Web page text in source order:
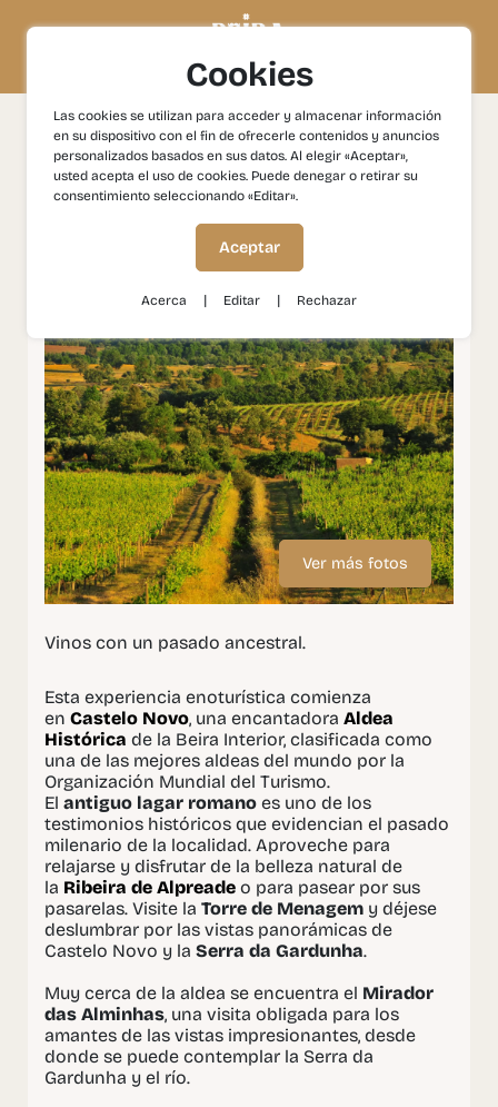
Experiencias Gastronomía y Vinos
Fundão - Vinos con
Historia
Fundão - Vinos con
Historia
Ver más fotos
Vinos con un pasado ancestral.
Esta experiencia enoturística comienza
en Castelo Novo, una encantadora Aldea
Histórica de la Beira Interior, clasificada como
una de las mejores aldeas del mundo por la
Organización Mundial del Turismo.
El antiguo lagar romano es uno de los
testimonios históricos que evidencian el pasado
milenario de la localidad. Aproveche para
relajarse y disfrutar de la belleza natural de
la Ribeira de Alpreade o para pasear por sus
pasarelas. Visite la Torre de Menagem y déjese
deslumbrar por las vistas panorámicas de
Castelo Novo y la Serra da Gardunha.
Muy cerca de la aldea se encuentra el Mirador
das Alminhas, una visita obligada para los
amantes de las vistas impresionantes, desde
donde se puede contemplar la Serra da
Gardunha y el río.
Cookies
Las cookies se utilizan para acceder y almacenar información
en su dispositivo con el fin de ofrecerle contenidos y anuncios
personalizados basados en sus datos. Al elegir «Aceptar»,
usted acepta el uso de cookies. Puede denegar o retirar su
consentimiento seleccionando «Editar».
Aceptar
Acerca | Editar | Rechazar